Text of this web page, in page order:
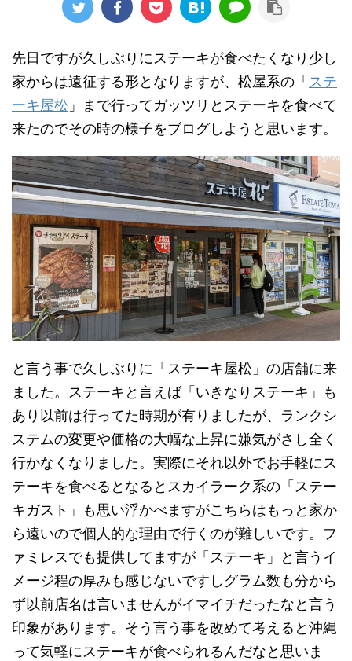
先日ですが久しぶりにステーキが食べたくなり少し
家からは遠征する形となりますが、松屋系の「 ステ
ーキ屋松 」まで行ってガッツリとステーキを食べて
来たのでその時の様子をブログしようと思います。
と言う事で久しぶりに「ステーキ屋松」の店舗に来
ました。ステーキと言えば「いきなりステーキ」も
あり以前は行ってた時期が有りましたが、ランクシ
ステムの変更や価格の大幅な上昇に嫌気がさし全く
行かなくなりました。実際にそれ以外でお手軽にス
テーキを食べるとなるとスカイラーク系の「ステー
キガスト」も思い浮かべますがこちらはもっと家か
ら遠いので個人的な理由で行くのが難しいです。フ
ァミレスでも提供してますが「ステーキ」と言うイ
メージ程の厚みも感じないですしグラム数も分から
ず以前店名は言いませんがイマイチだったなと言う
印象があります。そう言う事を改めて考えると沖縄
って気軽にステーキが食べられるんだなと思いま